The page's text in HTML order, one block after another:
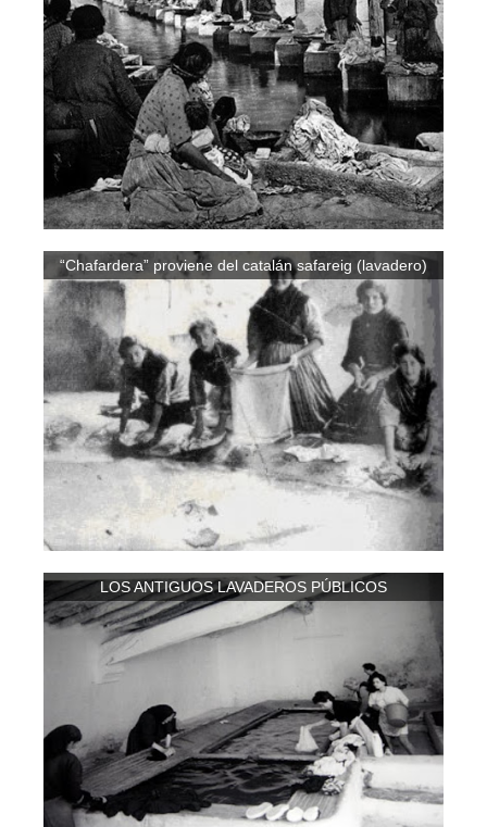
“Chafardera” proviene del catalán safareig (lavadero)
LOS ANTIGUOS LAVADEROS PÚBLICOS